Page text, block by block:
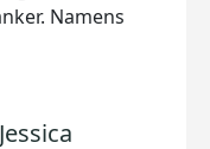
Namens